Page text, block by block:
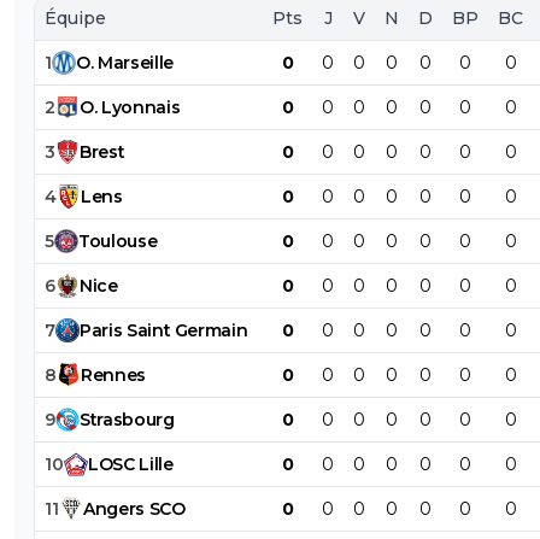
Équipe Pts J V N D BP BC
1 O. Marseille 0 0 0 0 0 0 0
2 O. Lyonnais 0 0 0 0 0 0 0
3 Brest 0 0 0 0 0 0 0
4 Lens 0 0 0 0 0 0 0
5 Toulouse 0 0 0 0 0 0 0
6 Nice 0 0 0 0 0 0 0
7 Paris Saint Germain 0 0 0 0 0 0 0
8 Rennes 0 0 0 0 0 0 0
9 Strasbourg 0 0 0 0 0 0 0
10 LOSC Lille 0 0 0 0 0 0 0
11 Angers SCO 0 0 0 0 0 0 0